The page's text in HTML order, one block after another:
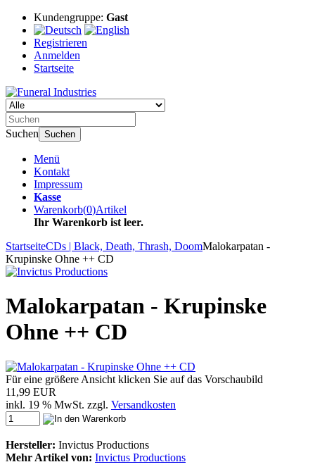
Kundengruppe: Gast
Registrieren
Anmelden
Startseite
Suchen Suchen
Menü
Kontakt
Impressum
Kasse
Warenkorb(0)Artikel
Ihr Warenkorb ist leer.
StartseiteCDs | Black, Death, Thrash, DoomMalokarpatan -
Krupinske Ohne ++ CD
Malokarpatan - Krupinske
Ohne ++ CD
Für eine größere Ansicht klicken Sie auf das Vorschaubild
11,99 EUR
inkl. 19 % MwSt. zzgl. Versandkosten
Hersteller: Invictus Productions
Mehr Artikel von: Invictus Productions